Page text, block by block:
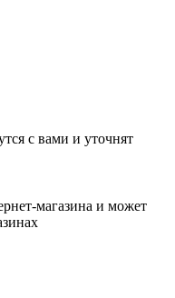
с вами и уточнят
магазина и может